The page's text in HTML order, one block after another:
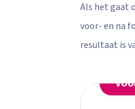
Als het gaat
voor- en na
resultaat is